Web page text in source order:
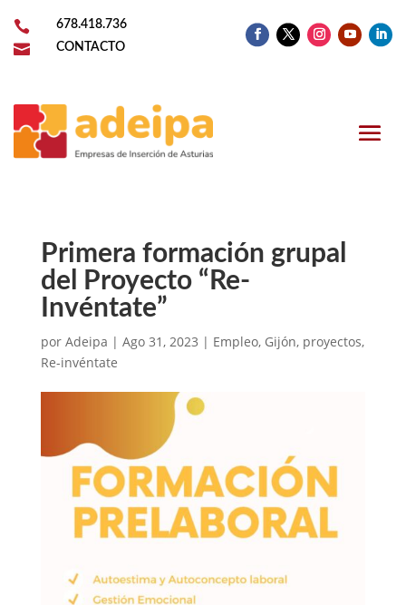
 678.418.736
 CONTACTO
Primera formación grupal
del Proyecto “Re-
Invéntate”
por Adeipa | Ago 31, 2023 | Empleo, Gijón, proyectos,
Re-invéntate